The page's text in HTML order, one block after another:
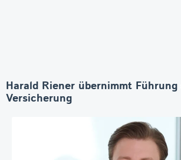
Harald Riener übernimmt Führung
Versicherung